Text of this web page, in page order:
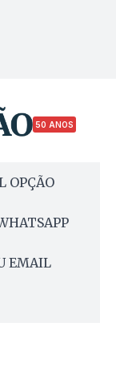
50 ANOS
OPÇÃO
EMAIL